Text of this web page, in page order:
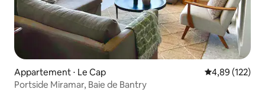
Appartement ⋅ Le Cap Évaluation
4,89 (122)
Portside Miramar, Baie de Bantry